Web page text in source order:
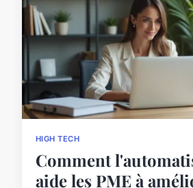
HIGH TECH
Comment
aide les PME à